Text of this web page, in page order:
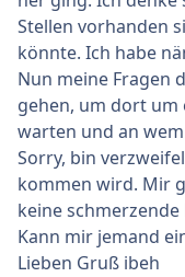
Stellen vorhanden
könnte. Ich habe
Nun meine Fragen
gehen, um dort um
warten und an
Sorry, bin
kommen wird. Mir
keine schmerzende
Kann mir jemand
Lieben Gruß ibeh